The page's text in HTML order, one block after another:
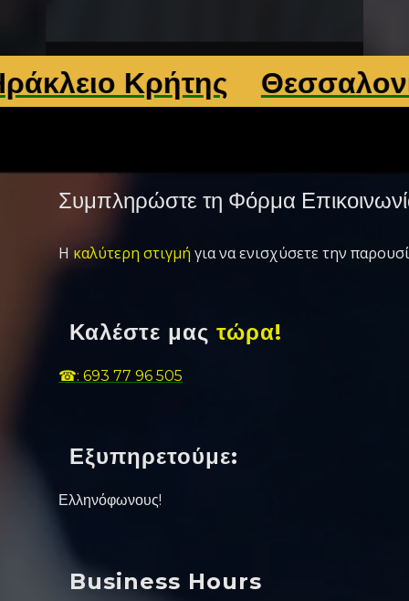
Κρήτης Θεσσαλονίκη
Συμπληρώστε τη Φόρμα
Η καλύτερη στιγμή για να ενισχύσετε την
Καλέστε μας τώρα!
☎: 693 77 96 505
Εξυπηρετούμε:
Ελληνόφωνους!
Business Hours